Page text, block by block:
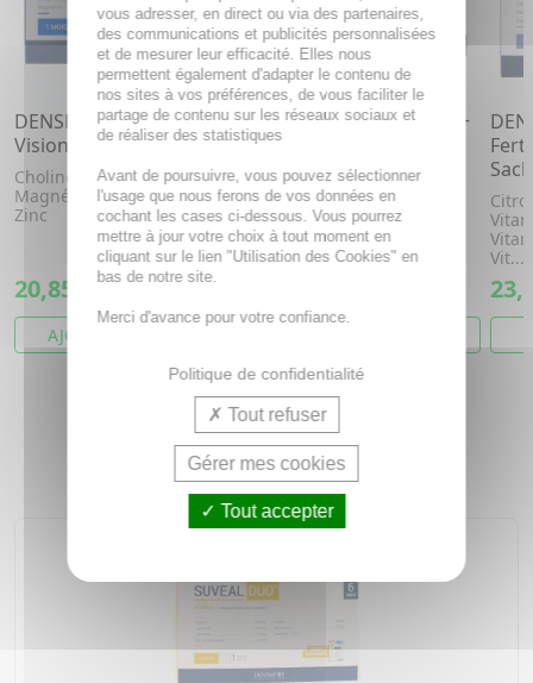
DENSMORE Memoptic +
Vision x30 gélules
Choline, Ginkgo,
Magnésium, Vitamine b5,
Zinc
20,85€
AJOUTER AU PANIER
DENSMORE Memoptic +
Vision x90 gélules
Choline, Ginkgo,
Magnésium, Vitamine b5,
Zinc
Vit...
NOS COUPS DE COEUR
vous adresser, en direct ou via des partenaires,
des communications et publicités personnalisées
et de mesurer leur efficacité. Elles nous
permettent également d'adapter le contenu de
nos sites à vos préférences, de vous faciliter le
partage de contenu sur les réseaux sociaux et
de réaliser des statistiques
Avant de poursuivre, vous pouvez sélectionner
l'usage que nous ferons de vos données en
cochant les cases ci-dessous. Vous pourrez
mettre à jour votre choix à tout moment en
cliquant sur le lien "Utilisation des Cookies" en
bas de notre site.
Merci d'avance pour votre confiance.
Politique de confidentialité
Tout refuser
Gérer mes cookies
Tout accepter